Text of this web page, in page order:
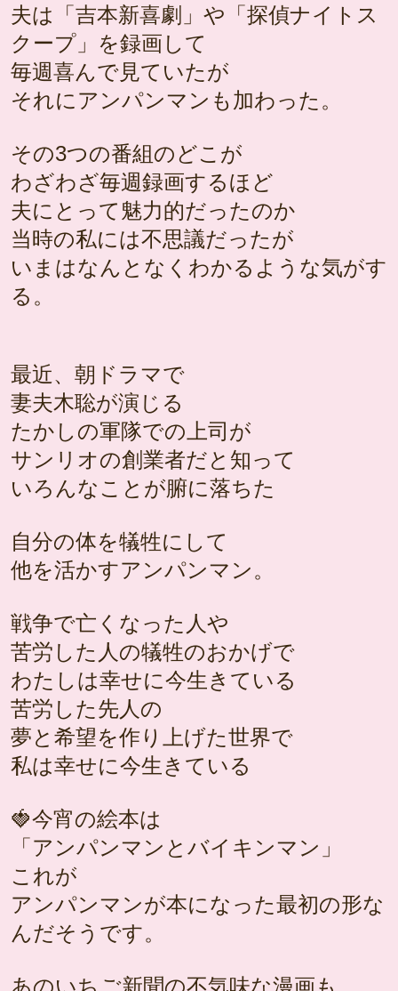
夫は「吉本新喜劇」や「探偵ナイトス
クープ」を録画して
毎週喜んで見ていたが
それにアンパンマンも加わった。
その3つの番組のどこが
わざわざ毎週録画するほど
夫にとって魅力的だったのか
当時の私には不思議だったが
いまはなんとなくわかるような気がす
る。
最近、朝ドラマで
妻夫木聡が演じる
たかしの軍隊での上司が
サンリオの創業者だと知って
いろんなことが腑に落ちた
自分の体を犠牲にして
他を活かすアンパンマン。
戦争で亡くなった人や
苦労した人の犠牲のおかげで
わたしは幸せに今生きている
苦労した先人の
夢と希望を作り上げた世界で
私は幸せに今生きている
🍓今宵の絵本は
「アンパンマンとバイキンマン」
これが
アンパンマンが本になった最初の形な
んだそうです。
あのいちご新聞の不気味な漫画も